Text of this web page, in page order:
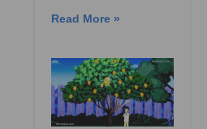
Read More »